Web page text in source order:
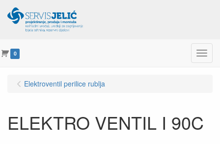
0 Menu
Elektroventil perilice rublja
ELEKTRO VENTIL I 90C